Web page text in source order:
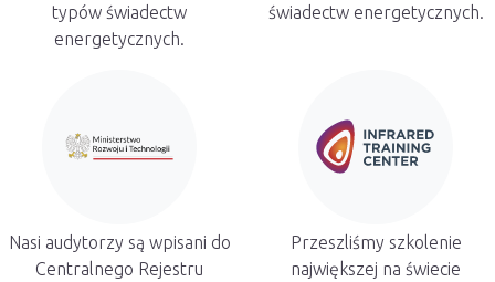
typów świadectw
energetycznych.
świadectw energetycznych.
Nasi audytorzy są wpisani do
Centralnego Rejestru
Przeszliśmy szkolenie
największej na świecie